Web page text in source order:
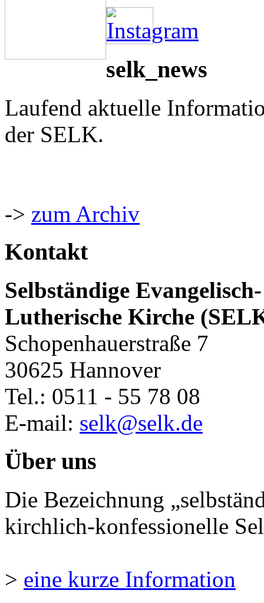
selk_news
Laufend aktuelle
der SELK.
-> zum Archiv
Kontakt
Selbständige Evangelisch-
Lutherische Kirche
Schopenhauerstraße 7
30625 Hannover
Tel.: 0511 - 55 78 08
E-mail: selk@selk.de
Über uns
Die Bezeichnung
kirchlich-konfessionelle
> eine kurze Information